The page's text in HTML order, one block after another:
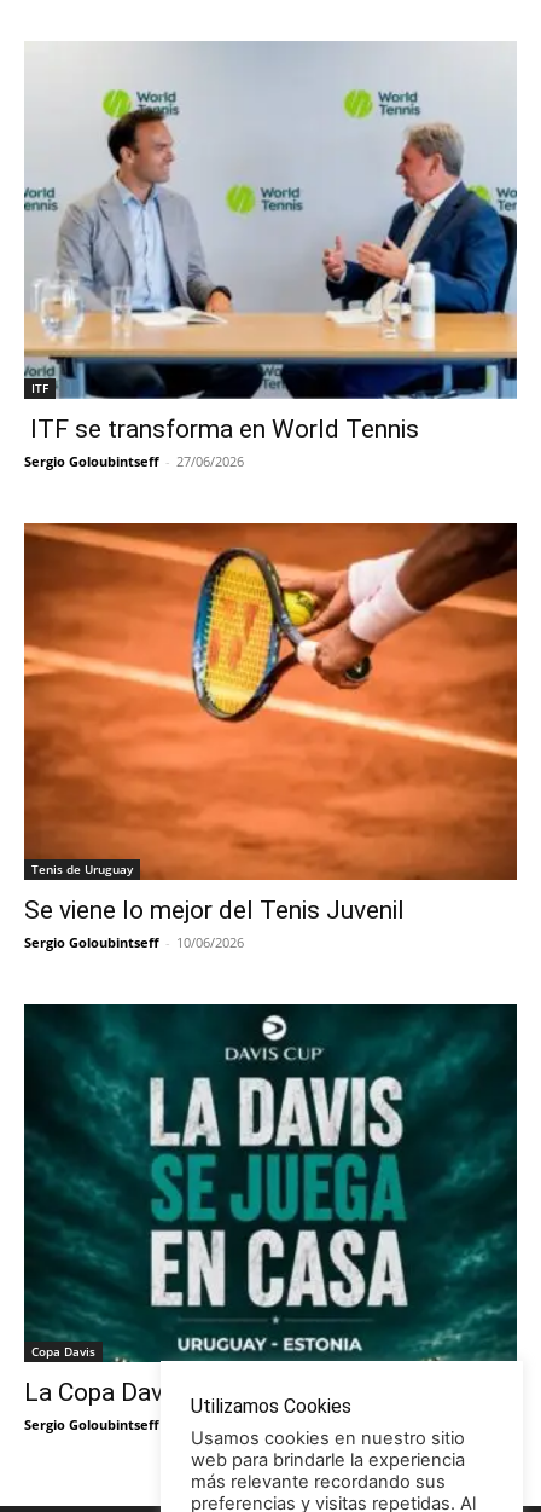
ITF
ITF se transforma en World Tennis
Sergio Goloubintseff - 27/06/2026
Tenis de Uruguay
Se viene lo mejor del Tenis Juvenil
Sergio Goloubintseff - 10/06/2026
Copa Davis
La Copa Davis vuelve al Círculo
Sergio Goloubintseff
Utilizamos Cookies
Usamos cookies en nuestro sitio
web para brindarle la experiencia
más relevante recordando sus
preferencias y visitas repetidas. Al